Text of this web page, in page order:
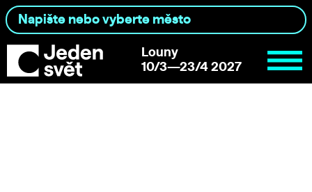
Louny
10/3—23/4 2027